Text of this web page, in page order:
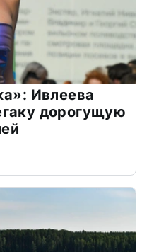
Ивлеева
дорогущую